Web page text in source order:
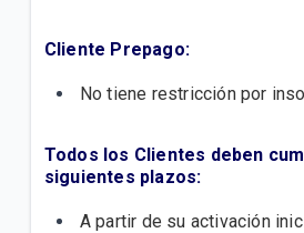
Cliente Prepago:
No tiene restricción por
Todos los Clientes deben
siguientes plazos:
A partir de su activación